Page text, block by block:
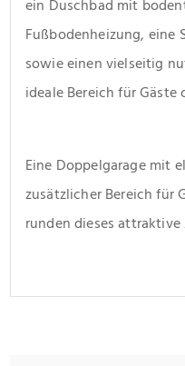
ein Duschbad mit
Fußbodenheizung, eine
sowie einen vielseitig
ideale Bereich für Gäste
Eine Doppelgarage mit
zusätzlicher Bereich für
runden dieses